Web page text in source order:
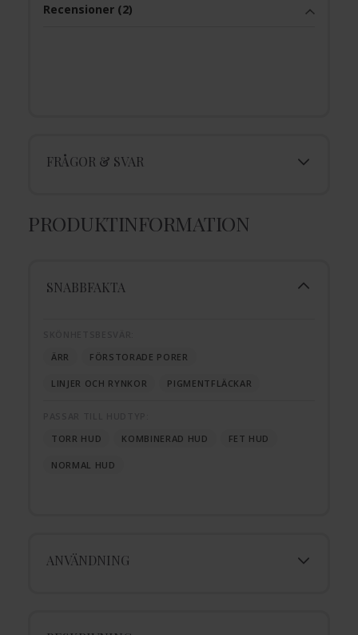
Recensioner (2)
FRÅGOR & SVAR
PRODUKTINFORMATION
SNABBFAKTA
ÄRR
FÖRSTORADE PORER
LINJER OCH RYNKOR PIGMENTFLÄCKAR
TORR HUD
KOMBINERAD HUD FET HUD
NORMAL HUD
ANVÄNDNING